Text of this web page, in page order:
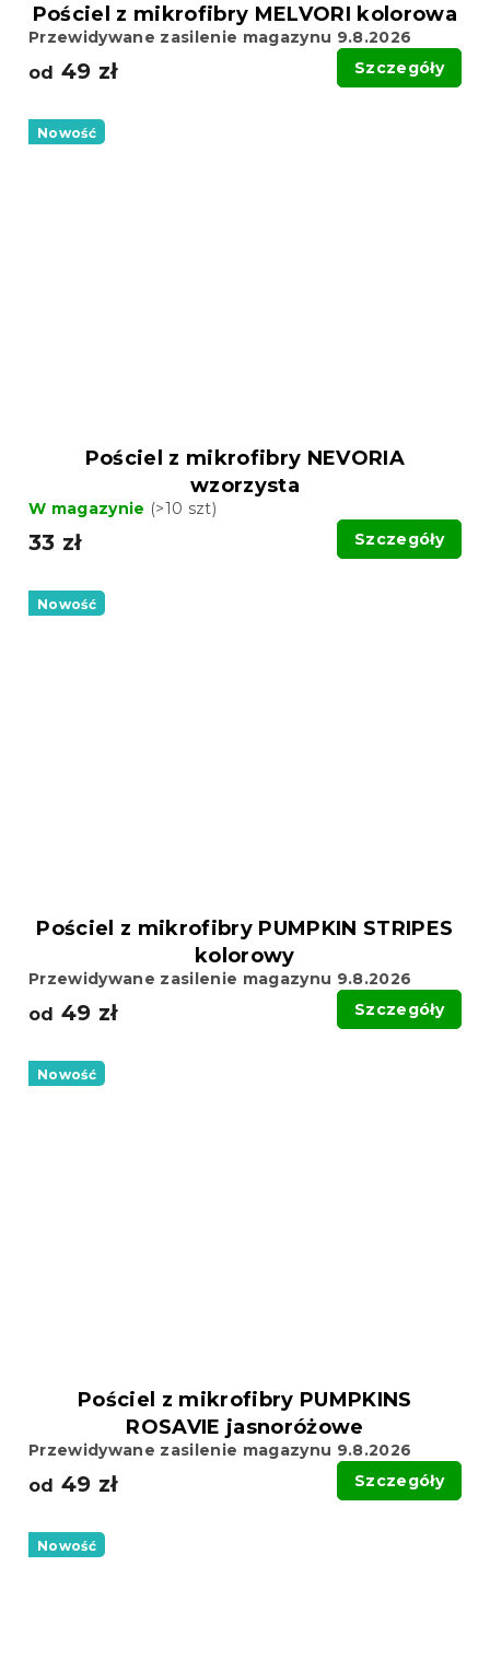
Pościel z mikrofibry MELVORI kolorowa
Przewidywane zasilenie magazynu 9.8.2026
od 49 zł Szczegóły
Nowość
Pościel z mikrofibry NEVORIA
wzorzysta
W magazynie (>10 szt)
33 zł Szczegóły
Nowość
Pościel z mikrofibry PUMPKIN STRIPES
kolorowy
Przewidywane zasilenie magazynu 9.8.2026
od 49 zł Szczegóły
Nowość
Pościel z mikrofibry PUMPKINS
ROSAVIE jasnoróżowe
Przewidywane zasilenie magazynu 9.8.2026
od 49 zł Szczegóły
Nowość